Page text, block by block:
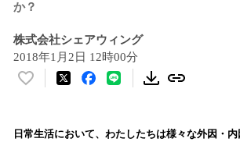
か？
株式会社シェアウィング
2018年1月2日 12時00分
い
！
日常生活において、わたしたちは様々な外因・